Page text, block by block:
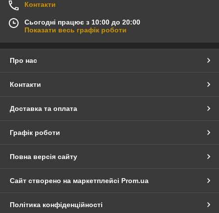
Контакти
Сьогодні працює з 10:00 до 20:00
Показати весь графік роботи
Про нас
Контакти
Доставка та оплата
Графік роботи
Повна версія сайту
Сайт створено на маркетплейсі Prom.ua
Політика конфіденційності